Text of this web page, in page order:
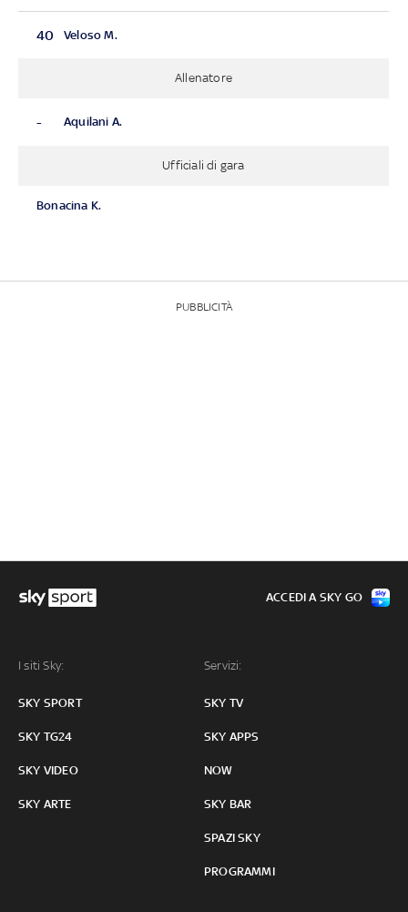
40 Veloso M.
Allenatore
- Aquilani A.
Ufficiali di gara
Bonacina K.
PUBBLICITÀ
I siti Sky:
SKY SPORT
SKY TG24
SKY VIDEO
SKY ARTE
Servizi:
SKY TV
SKY APPS
NOW
SKY BAR
SPAZI SKY
PROGRAMMI
ACCEDI A SKY GO